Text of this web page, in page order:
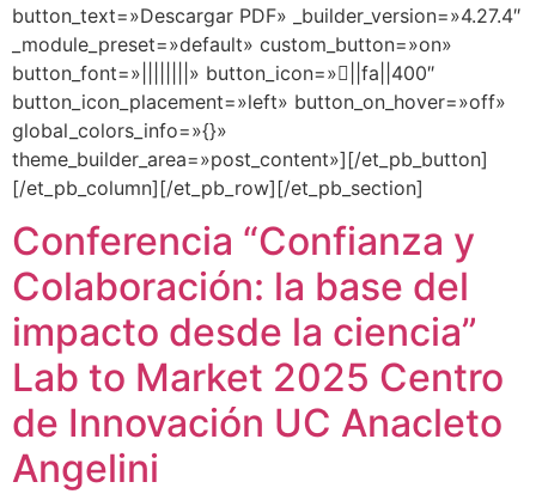
button_text=»Descargar PDF» _builder_version=»4.27.4″
_module_preset=»default» custom_button=»on»
button_font=»||||||||» button_icon=»||fa||400″
button_icon_placement=»left» button_on_hover=»off»
global_colors_info=»{}»
theme_builder_area=»post_content»][/et_pb_button]
[/et_pb_column][/et_pb_row][/et_pb_section]
Conferencia “Confianza y
Colaboración: la base del
impacto desde la ciencia”
Lab to Market 2025 Centro
de Innovación UC Anacleto
Angelini